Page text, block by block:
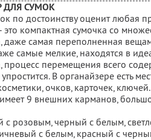
ДЛЯ СУМОК
по достоинству оценит любая
это компактная сумочка со
даже самая переполненная
самые мелкие, находятся в
процесс перемещения всего
В органайзере есть
очков, карточек, ключей.
9 внешних карманов,
с розовым, черный с белым,
с белым, красный с